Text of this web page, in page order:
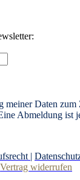
meiner Daten zum
Abmeldung ist
|
Vertrag widerrufen